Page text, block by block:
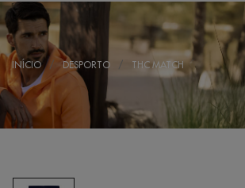
INÍCIO DESPORTO THC MATCH